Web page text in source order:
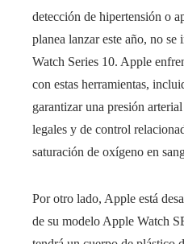
detección de hipertensión o
planea lanzar este año, no
Watch Series 10. Apple
con estas herramientas,
garantizar una presión
legales y de control
saturación de oxígeno en
Por otro lado, Apple está
de su modelo Apple Watch